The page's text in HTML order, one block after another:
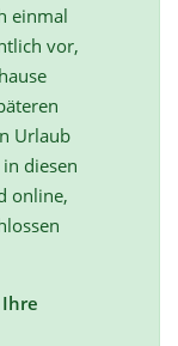
einmal
vor,
Urlaub
diesen
online,